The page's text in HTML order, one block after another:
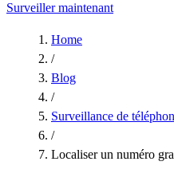
Surveiller maintenant
Home
/
Blog
/
Surveillance de
/
Localiser un numéro